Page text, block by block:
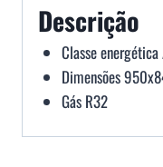
Descrição
Classe energética
Dimensões
Gás R32